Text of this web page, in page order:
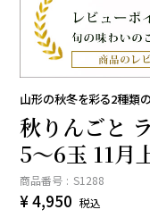
山形の秋冬を彩る2種類
秋りんごと
5～6玉 11月
商品番号 S1288
¥4,950 税込